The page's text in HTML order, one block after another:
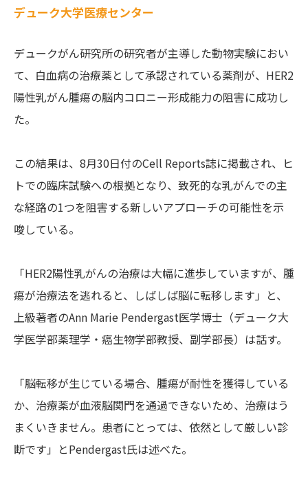
デューク大学医療センター
デュークがん研究所の研究者が主導した動物実験におい
て、白血病の治療薬として承認されている薬剤が、HER2
陽性乳がん腫瘍の脳内コロニー形成能力の阻害に成功し
た。
この結果は、8月30日付のCell Reports誌に掲載され、ヒ
トでの臨床試験への根拠となり、致死的な乳がんでの主
な経路の1つを阻害する新しいアプローチの可能性を示
唆している。
「HER2陽性乳がんの治療は大幅に進歩していますが、腫
瘍が治療法を逃れると、しばしば脳に転移します」と、
上級著者のAnn Marie Pendergast医学博士（デューク大
学医学部薬理学・癌生物学部教授、副学部長）は話す。
「脳転移が生じている場合、腫瘍が耐性を獲得している
か、治療薬が血液脳関門を通過できないため、治療はう
まくいきません。患者にとっては、依然として厳しい診
断です」とPendergast氏は述べた。